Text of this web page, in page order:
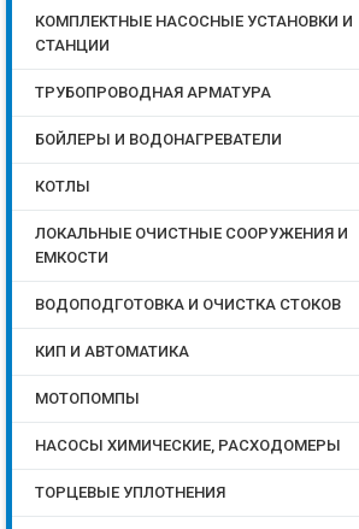
КОМПЛЕКТНЫЕ НАСОСНЫЕ УСТАНОВКИ И
СТАНЦИИ
ТРУБОПРОВОДНАЯ АРМАТУРА
БОЙЛЕРЫ И ВОДОНАГРЕВАТЕЛИ
КОТЛЫ
ЛОКАЛЬНЫЕ ОЧИСТНЫЕ СООРУЖЕНИЯ И
ЕМКОСТИ
ВОДОПОДГОТОВКА И ОЧИСТКА СТОКОВ
КИП И АВТОМАТИКА
МОТОПОМПЫ
НАСОСЫ ХИМИЧЕСКИЕ, РАСХОДОМЕРЫ
ТОРЦЕВЫЕ УПЛОТНЕНИЯ